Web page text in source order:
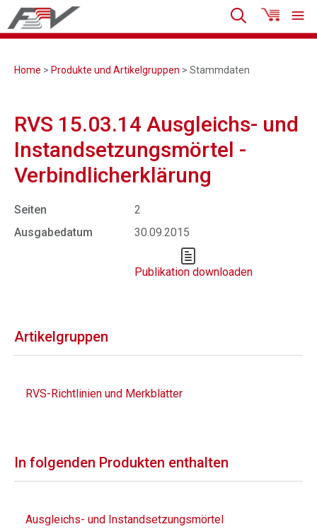
Home > Produkte und Artikelgruppen > Stammdaten
RVS 15.03.14 Ausgleichs- und
Instandsetzungsmörtel -
Verbindlicherklärung
Seiten
2
Ausgabedatum
30.09.2015
Publikation downloaden
Artikelgruppen
RVS-Richtlinien und Merkblätter
In folgenden Produkten enthalten
Ausgleichs- und Instandsetzungsmörtel